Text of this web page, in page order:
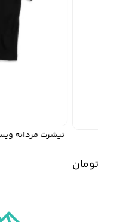
تومان
تیشرت مردانه ویس VACE مدل Takhti